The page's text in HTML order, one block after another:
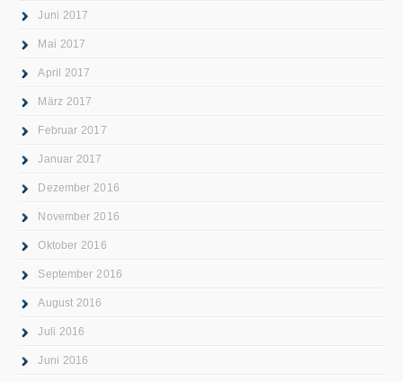
Juni 2017
Mai 2017
April 2017
März 2017
Februar 2017
Januar 2017
Dezember 2016
November 2016
Oktober 2016
September 2016
August 2016
Juli 2016
Juni 2016